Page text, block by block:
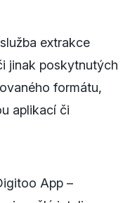
extrakce
jinak poskytnutých
formátu,
aplikací či
App –